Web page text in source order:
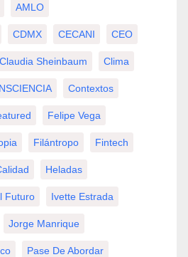
AMLO
CDMX CECANI CEO
Claudia Sheinbaum Clima
Contextos
Felipe Vega
Filántropo Fintech
Heladas
Futuro Ivette Estrada
Jorge Manrique
Pase De Abordar